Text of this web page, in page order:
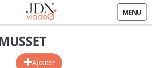
MENU
Ajouter